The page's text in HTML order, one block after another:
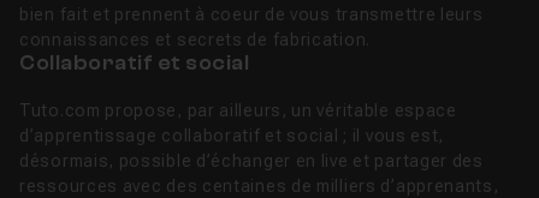
bien fait et prennent à coeur de vous transmettre leurs
connaissances et secrets de fabrication.
Collaboratif et social
Tuto.com propose, par ailleurs, un véritable espace
d’apprentissage collaboratif et social ; il vous est,
désormais, possible d’échanger en live et partager des
ressources avec des centaines de milliers d’apprenants,